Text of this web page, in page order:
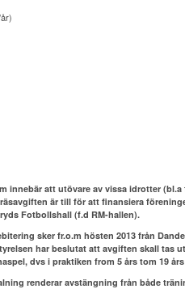
innebär att utövare av vissa idrotter
är till för att finansiera
Fotbollshall (f.d RM-hallen).
sker fr.o.m hösten 2013 från
har beslutat att avgiften skall tas
dvs i praktiken from 5 års tom 19
renderar avstängning från både